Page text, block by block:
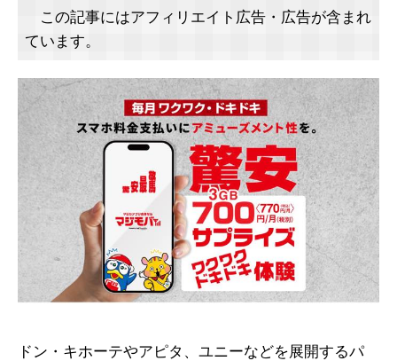
この記事にはアフィリエイト広告・広告が含まれ
ています。
ドン・キホーテやアピタ、ユニーなどを展開するパ